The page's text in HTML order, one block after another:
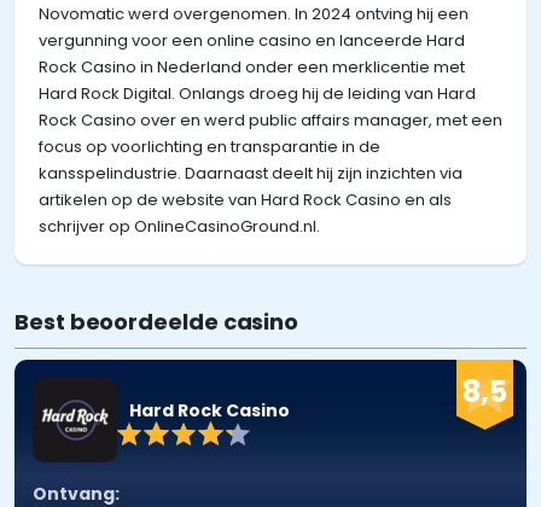
Novomatic werd overgenomen. In 2024 ontving hij een
vergunning voor een online casino en lanceerde Hard
Rock Casino in Nederland onder een merklicentie met
Hard Rock Digital. Onlangs droeg hij de leiding van Hard
Rock Casino over en werd public affairs manager, met een
focus op voorlichting en transparantie in de
kansspelindustrie. Daarnaast deelt hij zijn inzichten via
artikelen op de website van Hard Rock Casino en als
schrijver op OnlineCasinoGround.nl.
Best beoordeelde casino
8,5
Hard Rock Casino
Ontvang: